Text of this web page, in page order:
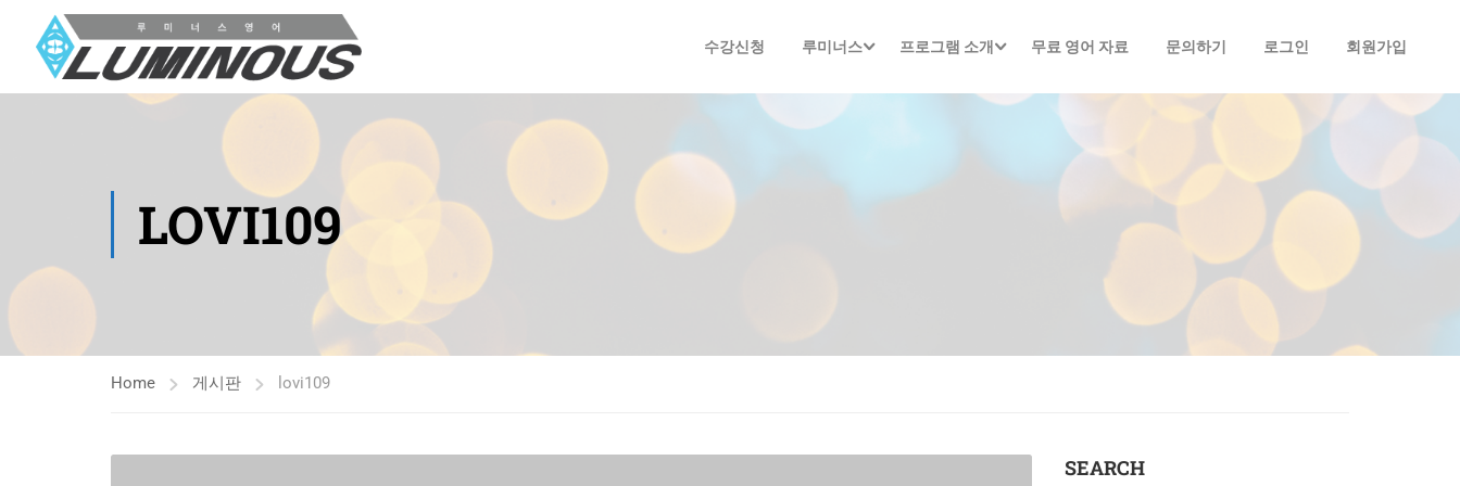
수강신청 루미너스 프로그램 소개 무료 영어 자료 문의하기 로그인 회원가입
LOVI109
Home 게시판 lovi109
SEARCH